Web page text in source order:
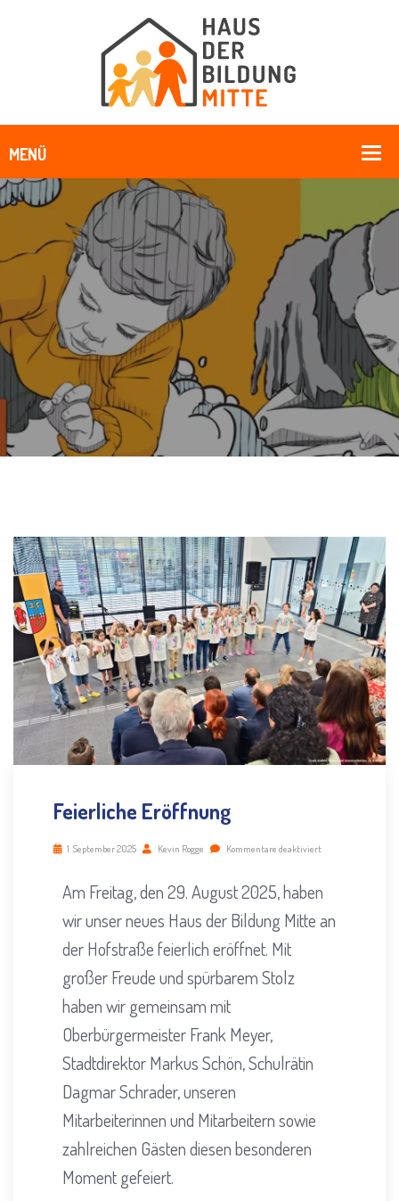
Feierliche Eröffnung - Haus Der
Bildung Mitte
Feierliche Eröffnung
1. September 2025 Kevin Rogge Kommentare deaktiviert
Am Freitag, den 29. August 2025, haben
wir unser neues Haus der Bildung Mitte an
der Hofstraße feierlich eröffnet. Mit
großer Freude und spürbarem Stolz
haben wir gemeinsam mit
Oberbürgermeister Frank Meyer,
Stadtdirektor Markus Schön, Schulrätin
Dagmar Schrader, unseren
Mitarbeiterinnen und Mitarbeitern sowie
zahlreichen Gästen diesen besonderen
Moment gefeiert.